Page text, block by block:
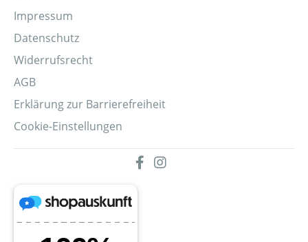
Impressum
Datenschutz
Widerrufsrecht
AGB
Erklärung zur Barrierefreiheit
Cookie-Einstellungen